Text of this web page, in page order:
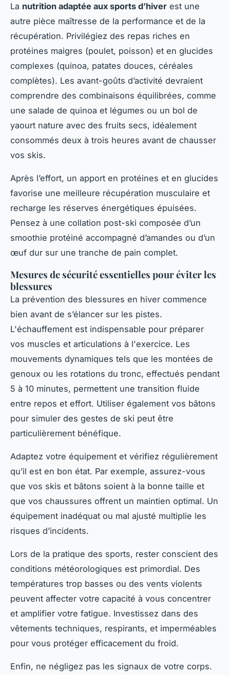
La nutrition adaptée aux sports d’hiver est une
autre pièce maîtresse de la performance et de la
récupération. Privilégiez des repas riches en
protéines maigres (poulet, poisson) et en glucides
complexes (quinoa, patates douces, céréales
complètes). Les avant-goûts d’activité devraient
comprendre des combinaisons équilibrées, comme
une salade de quinoa et légumes ou un bol de
yaourt nature avec des fruits secs, idéalement
consommés deux à trois heures avant de chausser
vos skis.
Après l’effort, un apport en protéines et en glucides
favorise une meilleure récupération musculaire et
recharge les réserves énergétiques épuisées.
Pensez à une collation post-ski composée d’un
smoothie protéiné accompagné d’amandes ou d’un
œuf dur sur une tranche de pain complet.
Mesures de sécurité essentielles pour éviter les
blessures
La prévention des blessures en hiver commence
bien avant de s’élancer sur les pistes.
L'échauffement est indispensable pour préparer
vos muscles et articulations à l'exercice. Les
mouvements dynamiques tels que les montées de
genoux ou les rotations du tronc, effectués pendant
5 à 10 minutes, permettent une transition fluide
entre repos et effort. Utiliser également vos bâtons
pour simuler des gestes de ski peut être
particulièrement bénéfique.
Adaptez votre équipement et vérifiez régulièrement
qu’il est en bon état. Par exemple, assurez-vous
que vos skis et bâtons soient à la bonne taille et
que vos chaussures offrent un maintien optimal. Un
équipement inadéquat ou mal ajusté multiplie les
risques d’incidents.
Lors de la pratique des sports, rester conscient des
conditions météorologiques est primordial. Des
températures trop basses ou des vents violents
peuvent affecter votre capacité à vous concentrer
et amplifier votre fatigue. Investissez dans des
vêtements techniques, respirants, et imperméables
pour vous protéger efficacement du froid.
Enfin, ne négligez pas les signaux de votre corps.